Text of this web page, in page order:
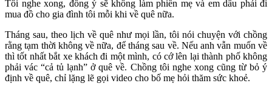
Tôi nghe xong, đồng ý sẽ không làm phiền mẹ và em dâu phải đi
mua đồ cho gia đình tôi mỗi khi về quê nữa.
Tháng sau, theo lịch về quê như mọi lần, tôi nói chuyện với chồng
rằng tạm thời không về nữa, để tháng sau về. Nếu anh vẫn muốn về
thì tốt nhất bắt xe khách đi một mình, có cớ lên lại thành phố không
phải vác “cả tủ lạnh” ở quê về. Chồng tôi nghe xong cũng từ bỏ ý
định về quê, chỉ lặng lẽ gọi video cho bố mẹ hỏi thăm sức khoẻ.